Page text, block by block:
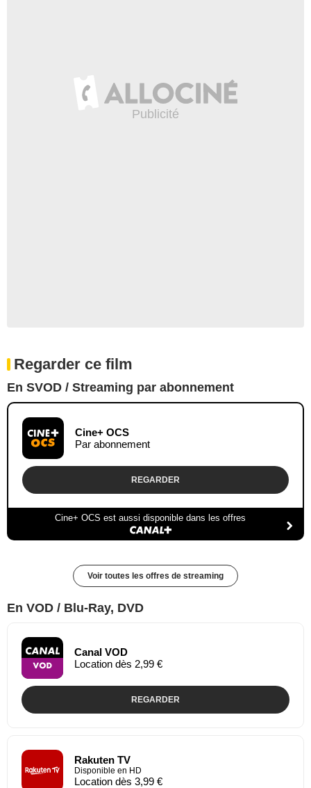
Regarder ce film
En SVOD / Streaming par abonnement
Cine+ OCS
Par abonnement
REGARDER
Cine+ OCS est aussi disponible dans les offres
Voir toutes les offres de streaming
En VOD / Blu-Ray, DVD
Canal VOD
Location dès 2,99 €
REGARDER
Rakuten TV
Disponible en HD
Location dès 3,99 €